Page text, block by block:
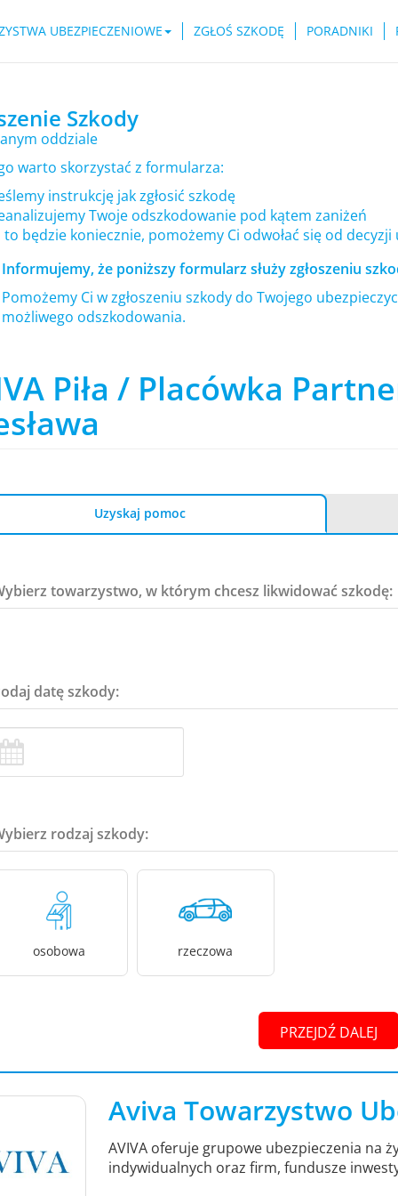
UBEZPIECZENIOWE ZGŁOŚ SZKODĘ PORADNIKI
Szkody
oddziale
warto skorzystać z formularza:
instrukcję jak zgłosić szkodę
Twoje odszkodowanie pod kątem zaniżeń
będzie koniecznie, pomożemy Ci odwołać się od decyzji
Informujemy, że poniższy formularz służy zgłoszeniu
Pomożemy Ci w zgłoszeniu szkody do Twojego
możliwego odszkodowania.
Piła / Placówka
Uzyskaj pomoc
towarzystwo, w którym chcesz likwidować szkodę:
datę szkody:
rodzaj szkody:
osobowa rzeczowa
PRZEJDŹ DALEJ
Aviva Towarzystwo
AVIVA oferuje grupowe ubezpieczenia na
indywidualnych oraz firm, fundusze